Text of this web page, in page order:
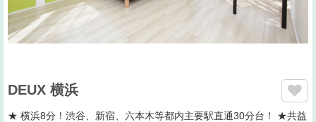
DEUX 横浜
★ 横浜8分！渋谷、新宿、六本木等都内主要駅直通30分台！ ★共益